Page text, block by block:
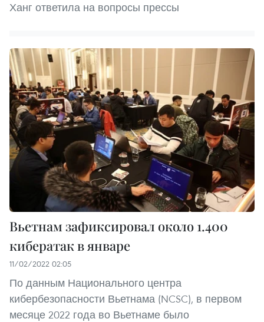
Ханг ответила на вопросы прессы
Вьетнам зафиксировал около 1.400
кибератак в январе
11/02/2022 02:05
По данным Национального центра
кибербезопасности Вьетнама (NCSC), в первом
месяце 2022 года во Вьетнаме было